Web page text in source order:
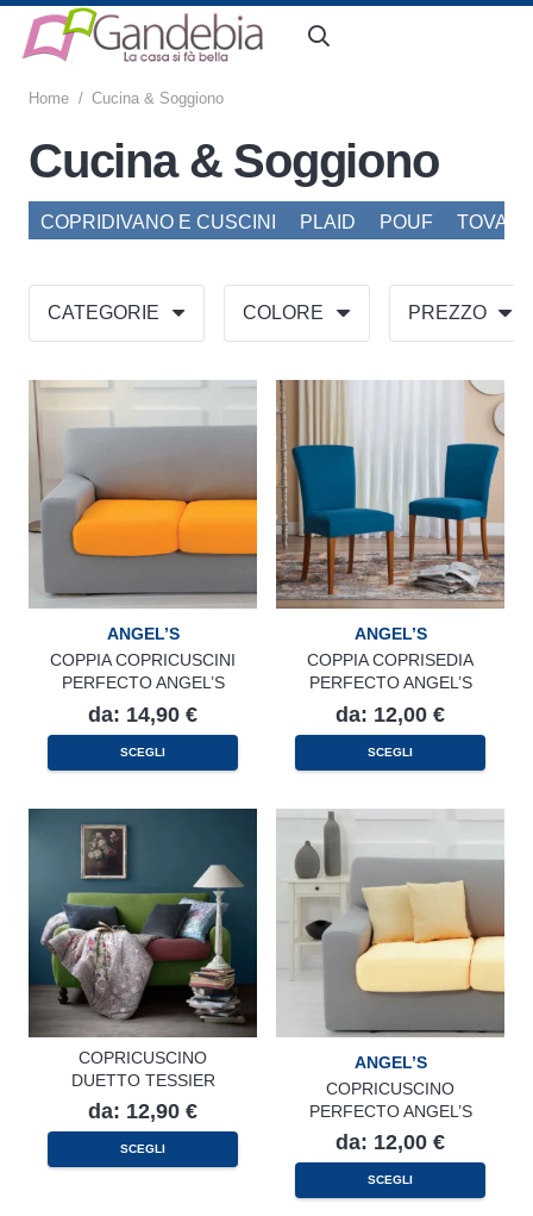
Home / Cucina & Soggiono
Cucina & Soggiono
COPRIDIVANO E CUSCINI PLAID POUF
CATEGORIE COLORE PREZZO
ANGEL’S
COPPIA COPRICUSCINI
PERFECTO ANGEL’S
da: 14,90 €
SCEGLI
Questo
varianti.
scelte
ANGEL’S
COPPIA COPRISEDIA
PERFECTO ANGEL’S
da: 12,00 €
SCEGLI
Questo
varianti.
Le
possono
del
prodotto
COPRICUSCINO
DUETTO TESSIER
da: 12,90 €
SCEGLI
Questo
ANGEL’S
COPRICUSCINO
PERFECTO ANGEL’S
da: 12,00 €
SCEGLI
Questo